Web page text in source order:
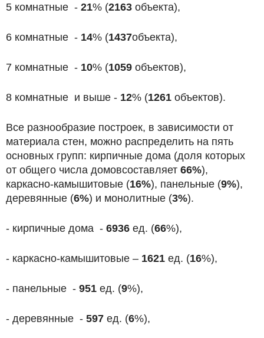
5 комнатные - 21% (2163 объекта),
6 комнатные - 14% (1437объекта),
7 комнатные - 10% (1059 объектов),
8 комнатные и выше - 12% (1261 объектов).
Все разнообразие построек, в зависимости от
материала стен, можно распределить на пять
основных групп: кирпичные дома (доля которых
от общего числа домовсоставляет 66%),
каркасно-камышитовые (16%), панельные (9%),
деревянные (6%) и монолитные (3%).
- кирпичные дома - 6936 ед. (66%),
- каркасно-камышитовые – 1621 ед. (16%),
- панельные - 951 ед. (9%),
- деревянные - 597 ед. (6%),